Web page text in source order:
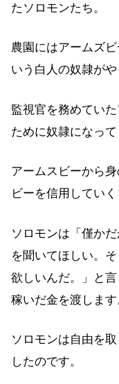
たソロモンたち。
農園にはアームズ
いう白人の奴隷がや
監視官を務めてい
ために奴隷になって
アームスビーから
ビーを信用していく
ソロモンは「僅か
を聞いてほしい。
欲しいんだ。」と
稼いだ金を渡します
ソロモンは自由を
したのです。